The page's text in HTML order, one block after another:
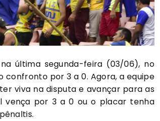
última segunda-feira (03/06), no
confronto por 3 a 0. Agora, a equipe
viva na disputa e avançar para as
vença por 3 a 0 ou o placar tenha